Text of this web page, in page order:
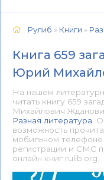
Рулиб » Книги »
Книга 659
Юрий
На нашем
читать книгу 659
Михайлович
Разная литература .
возможность
мобильном
регистрации и СМС
онлайн книг rulib.org.